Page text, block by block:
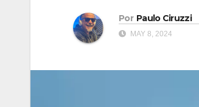
Por Paulo Ciruzzi
MAY 8, 2024